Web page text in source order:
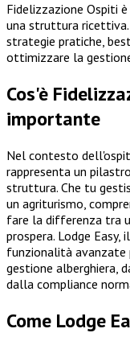
Fidelizzazione Ospiti
una struttura ricettiva.
strategie pratiche,
ottimizzare la
Cos'è
importante
Nel contesto
rappresenta un
struttura. Che tu
un agriturismo,
fare la differenza tra
prospera. Lodge
funzionalità avanzate
gestione alberghiera,
dalla compliance
Come Lodge